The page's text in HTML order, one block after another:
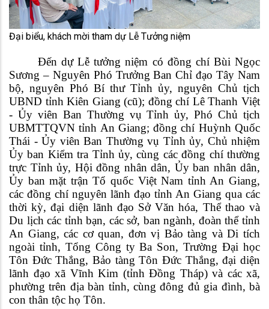
Đại biểu, khách mời tham dự Lễ Tưởng niệm
Đến dự Lễ tưởng niệm có đồng chí Bùi Ngọc
Sương – Nguyên Phó Trưởng Ban Chỉ đạo Tây Nam
bộ, nguyên Phó Bí thư Tỉnh ủy, nguyên Chủ tịch
UBND tỉnh Kiên Giang (cũ); đồng chí Lê Thanh Việt
- Ủy viên Ban Thường vụ Tỉnh ủy, Phó Chủ tịch
UBMTTQVN tỉnh An Giang; đồng chí Huỳnh Quốc
Thái - Ủy viên Ban Thường vụ Tỉnh ủy, Chủ nhiệm
Ủy ban Kiểm tra Tỉnh ủy, cùng các đồng chí thường
trực Tỉnh ủy, Hội đồng nhân dân, Ủy ban nhân dân,
Ủy ban mặt trận Tổ quốc Việt Nam tỉnh An Giang,
các đồng chí nguyên lãnh đạo tỉnh An Giang qua các
thời kỳ, đại diện lãnh đạo Sở Văn hóa, Thể thao và
Du lịch các tỉnh bạn, các sở, ban ngành, đoàn thể tỉnh
An Giang, các cơ quan, đơn vị Bảo tàng và Di tích
ngoài tỉnh, Tổng Công ty Ba Son, Trường Đại học
Tôn Đức Thắng, Bảo tàng Tôn Đức Thắng, đại diện
lãnh đạo xã Vĩnh Kim (tỉnh Đồng Tháp) và các xã,
phường trên địa bàn tỉnh, cùng đông đủ gia đình, bà
con thân tộc họ Tôn.